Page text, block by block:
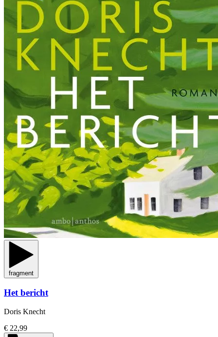
fragment
Het bericht
Doris Knecht
€ 22,99